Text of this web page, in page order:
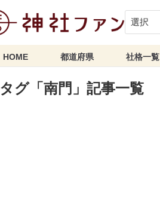
HOME 都道府県 社格一覧
タグ「南門」記事一覧